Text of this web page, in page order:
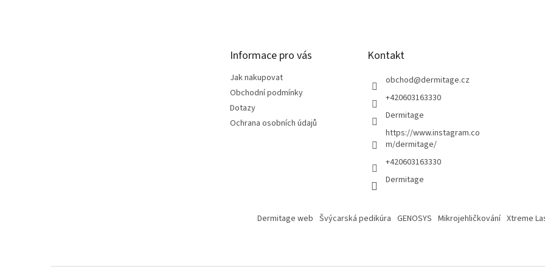
Informace pro vás
Jak nakupovat
Obchodní podmínky
Dotazy
Ochrana osobních údajů
Kontakt
obchod@dermitage.cz
+420603163330
Dermitage
https://www.instagram.co
m/dermitage/
+420603163330
Dermitage
Dermitage web Švýcarská pedikúra GENOSYS Mikrojehličkování Xtreme